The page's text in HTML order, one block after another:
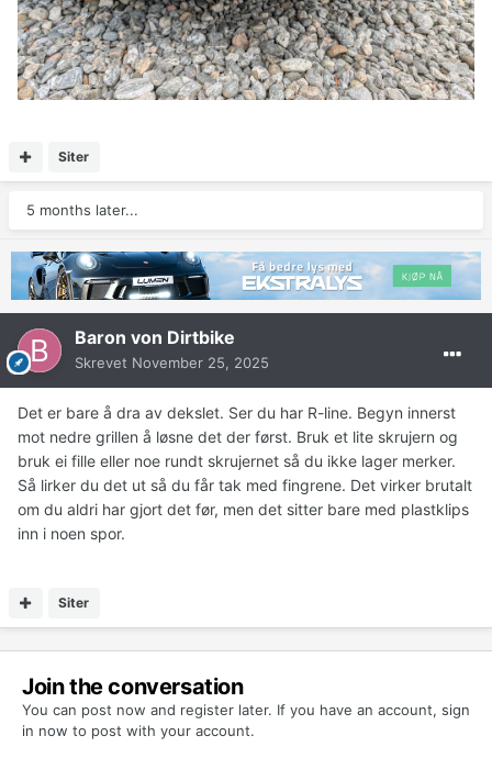
Siter
5 months later...
Baron von Dirtbike
Skrevet November 25, 2025
Det er bare å dra av dekslet. Ser du har R-line. Begyn innerst
mot nedre grillen å løsne det der først. Bruk et lite skrujern og
bruk ei fille eller noe rundt skrujernet så du ikke lager merker.
Så lirker du det ut så du får tak med fingrene. Det virker brutalt
om du aldri har gjort det før, men det sitter bare med plastklips
inn i noen spor.
Siter
Join the conversation
You can post now and register later. If you have an account, sign
in now to post with your account.